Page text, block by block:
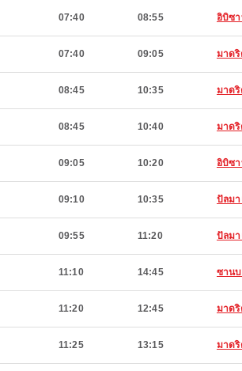
07:40 08:55 อิบิซ
07:40 09:05 มาด
08:45 10:35 มาด
08:45 10:40 มาด
09:05 10:20 อิบิซ
09:10 10:35 ปัลมา
09:55 11:20 ปัลมา
11:10 14:45 ซานบ
11:20 12:45 มาด
11:25 13:15 มาด